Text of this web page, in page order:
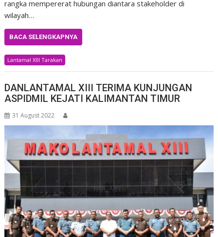
rangka mempererat hubungan diantara stakeholder di
wilayah…
BACA SELENGKAPNYA
Lantamal XIII Tarakan
DANLANTAMAL XIII TERIMA KUNJUNGAN
ASPIDMIL KEJATI KALIMANTAN TIMUR
31 August 2022